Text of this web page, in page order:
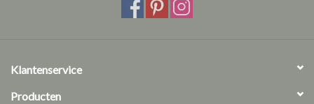
Klantenservice
Producten